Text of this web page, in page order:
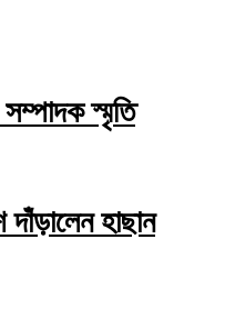
স্মৃতি
হাছান